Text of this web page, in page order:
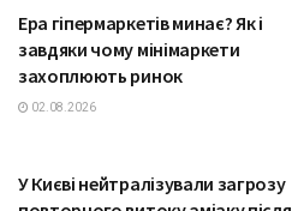
Ера гіпермаркетів минає? Як і
завдяки чому мінімаркети
захоплюють ринок
02.08.2026
У Києві нейтралізували загрозу